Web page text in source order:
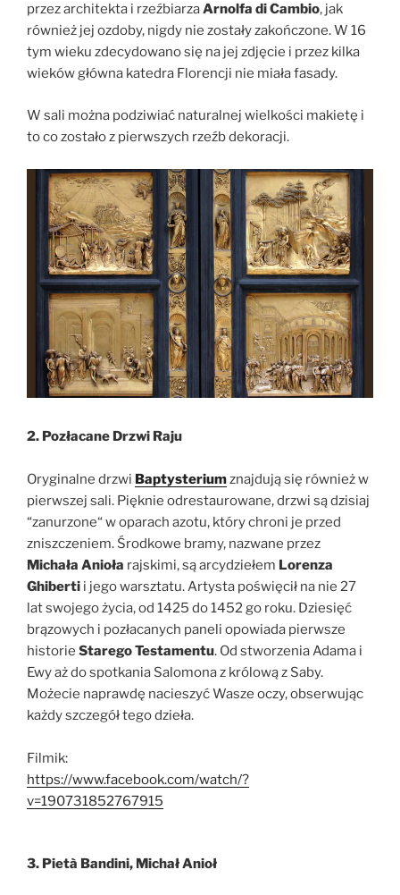
przez architekta i rzeźbiarzaArnolfa di Cambio, jak
również jej ozdoby, nigdy nie zostały zakończone. W 16
tym wieku zdecydowano się na jej zdjęcie i przez kilka
wieków główna katedra Florencji nie miała fasady.
W sali można podziwiać naturalnej wielkości makietę i
to co zostało z pierwszych rzeźb dekoracji.
2. Pozłacane Drzwi Raju
Oryginalne drzwi Baptysteriumznajdują się również w
pierwszej sali. Pięknie odrestaurowane, drzwi są dzisiaj
“zanurzone“ w oparach azotu, który chroni je przed
zniszczeniem. Środkowe bramy, nazwane przez
Michała Anioła rajskimi, są arcydziełem Lorenza
Ghiberti i jego warsztatu. Artysta poświęcił na nie 27
lat swojego życia, od 1425 do 1452 go roku. Dziesięć
brązowych i pozłacanych paneli opowiada pierwsze
historie Starego Testamentu. Od stworzenia Adama i
Ewy aż do spotkania Salomona z królową z Saby.
Możecie naprawdę nacieszyć Wasze oczy, obserwując
każdy szczegół tego dzieła.
Filmik:
https://www.facebook.com/watch/?
v=190731852767915
3. Pietà Bandini, Michał Anioł